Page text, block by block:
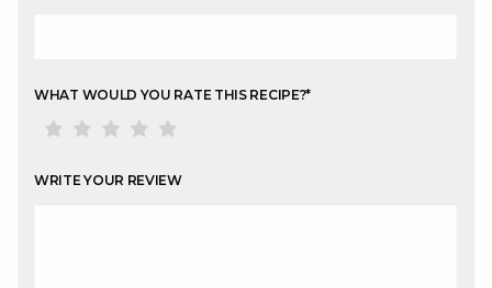
WHAT WOULD YOU RATE THIS RECIPE?*
WRITE YOUR REVIEW